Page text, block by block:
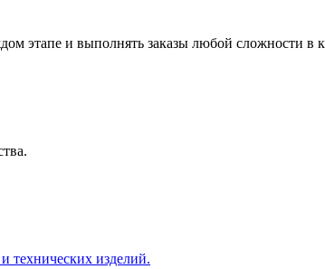
этапе и выполнять заказы любой сложности в
технических изделий.